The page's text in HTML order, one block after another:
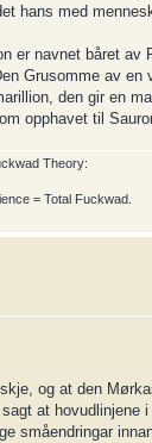
hans med
er navnet båret av
Grusomme av en
den gir en
opphavet til
Theory:
= Total Fuckwad.
og at den
at hovudlinjene
småendringar